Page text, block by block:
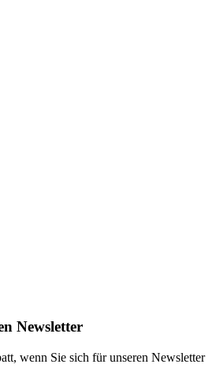
Newsletter
wenn Sie sich für unseren Newsletter